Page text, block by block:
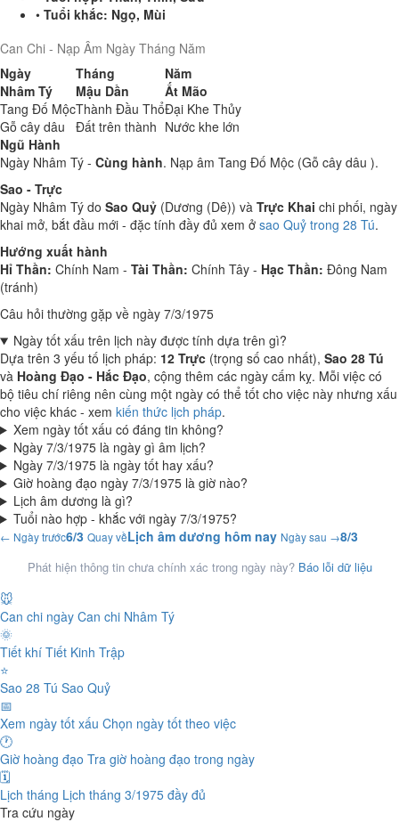
• Tuổi khắc: Ngọ, Mùi
Can Chi - Nạp Âm Ngày Tháng Năm
Ngày
Tháng
Năm
Nhâm Tý
Mậu Dần
Ất Mão
Tang Đố MộcThành Đầu ThổĐại Khe Thủy
Gỗ cây dâu
Đất trên thành Nước khe lớn
Ngũ Hành
Ngày Nhâm Tý - Cùng hành. Nạp âm Tang Đố Mộc (Gỗ cây dâu ).
Sao - Trực
Ngày Nhâm Tý do Sao Quỷ (Dương (Dê)) và Trực Khai chi phối, ngày
khai mở, bắt đầu mới - đặc tính đầy đủ xem ở sao Quỷ trong 28 Tú.
Hướng xuất hành
Hỉ Thần: Chính Nam - Tài Thần: Chính Tây - Hạc Thần: Đông Nam
(tránh)
Câu hỏi thường gặp về ngày 7/3/1975
Ngày tốt xấu trên lịch này được tính dựa trên gì?
Dựa trên 3 yếu tố lịch pháp: 12 Trực (trọng số cao nhất), Sao 28 Tú
và Hoàng Đạo - Hắc Đạo, cộng thêm các ngày cấm kỵ. Mỗi việc có
bộ tiêu chí riêng nên cùng một ngày có thể tốt cho việc này nhưng xấu
cho việc khác - xem kiến thức lịch pháp.
Xem ngày tốt xấu có đáng tin không?
Ngày 7/3/1975 là ngày gì âm lịch?
Ngày 7/3/1975 là ngày tốt hay xấu?
Giờ hoàng đạo ngày 7/3/1975 là giờ nào?
Lịch âm dương là gì?
Tuổi nào hợp - khắc với ngày 7/3/1975?
← Ngày trước6/3 Quay vềLịch âm dương hôm nay Ngày sau →8/3
Phát hiện thông tin chưa chính xác trong ngày này? Báo lỗi dữ liệu
🐭
Can chi ngày Can chi Nhâm Tý
🌞
Tiết khí Tiết Kinh Trập
⭐
Sao 28 Tú Sao Quỷ
📅
Xem ngày tốt xấu Chọn ngày tốt theo việc
🕐
Giờ hoàng đạo Tra giờ hoàng đạo trong ngày
🗓️
Lịch tháng Lịch tháng 3/1975 đầy đủ
Tra cứu ngày